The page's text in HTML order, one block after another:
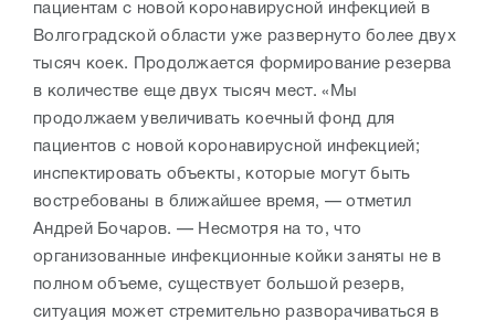
пациентам с новой коронавирусной инфекцией в
Волгоградской области уже развернуто более двух
тысяч коек. Продолжается формирование резерва
в количестве еще двух тысяч мест. «Мы
продолжаем увеличивать коечный фонд для
пациентов с новой коронавирусной инфекцией;
инспектировать объекты, которые могут быть
востребованы в ближайшее время, — отметил
Андрей Бочаров. — Несмотря на то, что
организованные инфекционные койки заняты не в
полном объеме, существует большой резерв,
ситуация может стремительно разворачиваться в